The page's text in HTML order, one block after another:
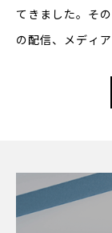
てきました。そ
の配信、メディ
も特に台湾らし